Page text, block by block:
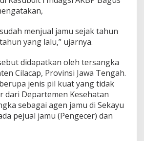
P
o
d
a
u
s
e
l
sudah menjual jamu sejak tahun
yang lalu,” ujarnya.
didapatkan oleh tersangka
Cilacap, Provinsi Jawa Tengah.
jenis pil kuat yang tidak
dari Departemen Kesehatan
sebagai agen jamu di Sekayu
pejual jamu (Pengecer) dan